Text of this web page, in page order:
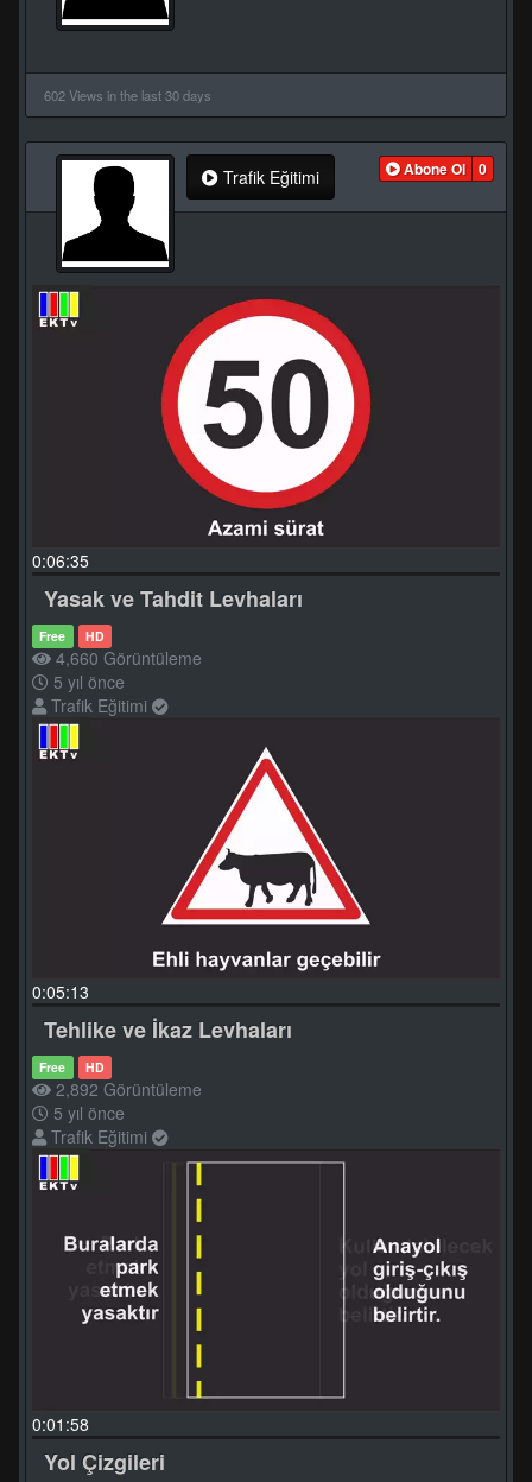
602 Views in the last 30 days
Trafik Eğitimi Abone Ol 0
0:06:35
Yasak ve Tahdit Levhaları
Free HD
4,660 Görüntüleme
5 yıl önce
Trafik Eğitimi
0:05:13
Tehlike ve İkaz Levhaları
Free HD
2,892 Görüntüleme
5 yıl önce
Trafik Eğitimi
0:01:58
Yol Çizgileri